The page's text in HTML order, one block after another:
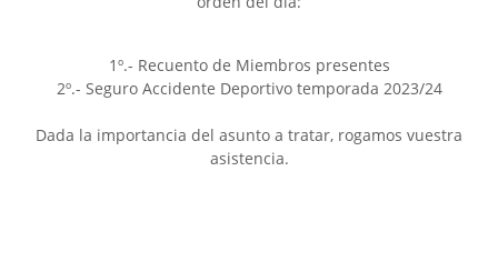
1º.- Recuento de Miembros presentes
2º.- Seguro Accidente Deportivo temporada 2023/24
Dada la importancia del asunto a tratar, rogamos vuestra
asistencia.